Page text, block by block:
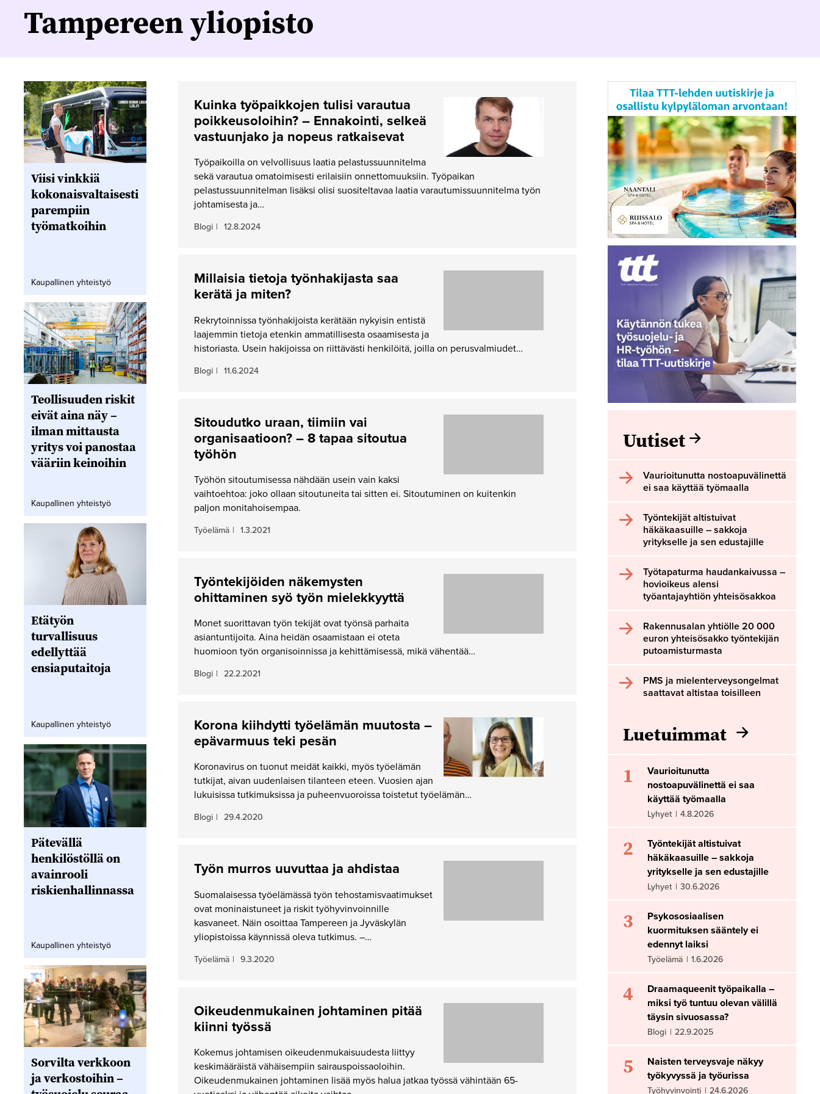
Tampereen yliopisto
Kuinka työpaikkojen tulisi varautua
poikkeusoloihin? – Ennakointi, selkeä
vastuunjako ja nopeus ratkaisevat
Työpaikoilla on velvollisuus laatia pelastussuunnitelma
sekä varautua omatoimisesti erilaisiin onnettomuuksiin. Työpaikan
pelastussuunnitelman lisäksi olisi suositeltavaa laatia varautumissuunnitelma työn
johtamisesta ja…
Blogi | 12.8.2024
Millaisia tietoja työnhakijasta saa
kerätä ja miten?
Rekrytoinnissa työnhakijoista kerätään nykyisin entistä
laajemmin tietoja etenkin ammatillisesta osaamisesta ja
historiasta. Usein hakijoissa on riittävästi henkilöitä, joilla on perusvalmiudet…
Blogi | 11.6.2024
Sitoudutko uraan, tiimiin vai
organisaatioon? – 8 tapaa sitoutua
työhön
Työhön sitoutumisessa nähdään usein vain kaksi
vaihtoehtoa: joko ollaan sitoutuneita tai sitten ei. Sitoutuminen on kuitenkin
paljon monitahoisempaa.
Työelämä | 1.3.2021
Työntekijöiden näkemysten
ohittaminen syö työn mielekkyyttä
Monet suorittavan työn tekijät ovat työnsä parhaita
asiantuntijoita. Aina heidän osaamistaan ei oteta
huomioon työn organisoinnissa ja kehittämisessä, mikä vähentää…
Blogi | 22.2.2021
Korona kiihdytti työelämän muutosta –
epävarmuus teki pesän
Koronavirus on tuonut meidät kaikki, myös työelämän
tutkijat, aivan uudenlaisen tilanteen eteen. Vuosien ajan
lukuisissa tutkimuksissa ja puheenvuoroissa toistetut työelämän…
Blogi | 29.4.2020
Työn murros uuvuttaa ja ahdistaa
Suomalaisessa työelämässä työn tehostamisvaatimukset
ovat moninaistuneet ja riskit työhyvinvoinnille
kasvaneet. Näin osoittaa Tampereen ja Jyväskylän
yliopistoissa käynnissä oleva tutkimus. –…
Työelämä | 9.3.2020
Oikeudenmukainen johtaminen pitää
kiinni työssä
Kokemus johtamisen oikeudenmukaisuudesta liittyy
keskimääräistä vähäisempiin sairauspoissaoloihin.
Oikeudenmukainen johtaminen lisää myös halua jatkaa työssä vähintään 65-
Viisi vinkkiä
kokonaisvaltaisesti
parempiin
työmatkoihin
Kaupallinen yhteistyö
Teollisuuden riskit
eivät aina näy –
ilman mittausta
yritys voi panostaa
vääriin keinoihin
Kaupallinen yhteistyö
Etätyön
turvallisuus
edellyttää
ensiaputaitoja
Kaupallinen yhteistyö
Pätevällä
henkilöstöllä on
avainrooli
riskienhallinnassa
Kaupallinen yhteistyö
Sorvilta verkkoon
ja verkostoihin –
Uutiset
Vaurioitunutta nostoapuvälinettä
ei saa käyttää työmaalla
Työntekijät altistuivat
häkäkaasuille – sakkoja
yritykselle ja sen edustajille
Työtapaturma haudankaivussa –
hovioikeus alensi
työantajayhtiön yhteisösakkoa
Rakennusalan yhtiölle 20 000
euron yhteisösakko työntekijän
putoamisturmasta
PMS ja mielenterveysongelmat
saattavat altistaa toisilleen
Luetuimmat
1
Vaurioitunutta
nostoapuvälinettä ei saa
käyttää työmaalla
Lyhyet | 4.8.2026
2
Työntekijät altistuivat
häkäkaasuille – sakkoja
yritykselle ja sen edustajille
Lyhyet | 30.6.2026
3
Psykososiaalisen
kuormituksen sääntely ei
edennyt laiksi
Työelämä | 1.6.2026
4
Draamaqueenit työpaikalla –
miksi työ tuntuu olevan välillä
täysin sivuosassa?
Blogi | 22.9.2025
5
Naisten terveysvaje näkyy
työkyvyssä ja työurissa
Työhyvinvointi | 24.6.2026